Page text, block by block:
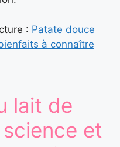
: Patate douce
à connaître
lait de
et